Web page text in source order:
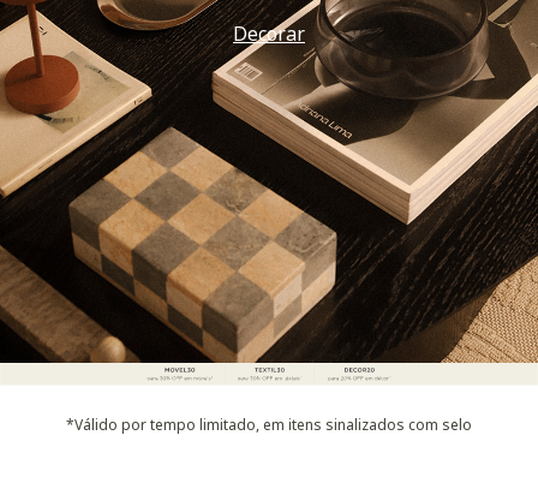
Decorar
*Válido por tempo limitado, em itens sinalizados com selo